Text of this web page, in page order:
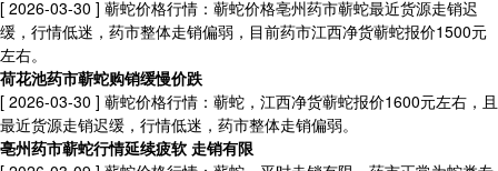
[ 2026-03-30 ] 蕲蛇价格行情：蕲蛇价格亳州药市蕲蛇最近货源走销迟
缓，行情低迷，药市整体走销偏弱，目前药市江西净货蕲蛇报价1500元
左右。
荷花池药市蕲蛇购销缓慢价跌
[ 2026-03-30 ] 蕲蛇价格行情：蕲蛇，江西净货蕲蛇报价1600元左右，且
最近货源走销迟缓，行情低迷，药市整体走销偏弱。
亳州药市蕲蛇行情延续疲软 走销有限